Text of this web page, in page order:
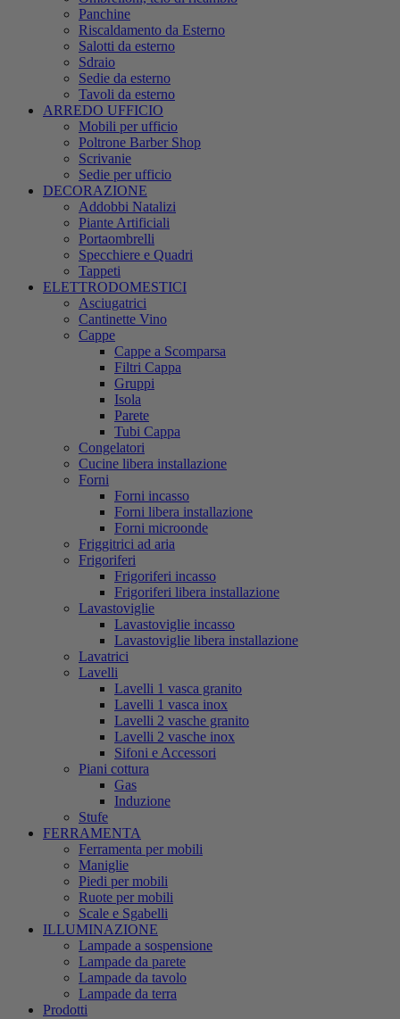
Panchine
Riscaldamento da Esterno
Salotti da esterno
Sdraio
Sedie da esterno
Tavoli da esterno
ARREDO UFFICIO
Mobili per ufficio
Poltrone Barber Shop
Scrivanie
Sedie per ufficio
DECORAZIONE
Addobbi Natalizi
Piante Artificiali
Portaombrelli
Specchiere e Quadri
Tappeti
ELETTRODOMESTICI
Asciugatrici
Cantinette Vino
Cappe
Cappe a Scomparsa
Filtri Cappa
Gruppi
Isola
Parete
Tubi Cappa
Congelatori
Cucine libera installazione
Forni
Forni incasso
Forni libera installazione
Forni microonde
Friggitrici ad aria
Frigoriferi
Frigoriferi incasso
Frigoriferi libera installazione
Lavastoviglie
Lavastoviglie incasso
Lavastoviglie libera installazione
Lavatrici
Lavelli
Lavelli 1 vasca granito
Lavelli 1 vasca inox
Lavelli 2 vasche granito
Lavelli 2 vasche inox
Sifoni e Accessori
Piani cottura
Gas
Induzione
Stufe
FERRAMENTA
Ferramenta per mobili
Maniglie
Piedi per mobili
Ruote per mobili
Scale e Sgabelli
ILLUMINAZIONE
Lampade a sospensione
Lampade da parete
Lampade da tavolo
Lampade da terra
Prodotti